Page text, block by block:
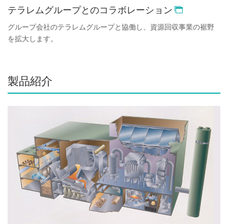
テラレムグループとのコラボレーション
グループ会社のテラレムグループと協働し、資源回収事業の裾野
を拡大します。
製品紹介